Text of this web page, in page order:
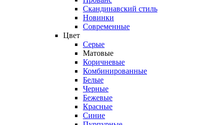
Скандинавский стиль
Новинки
Современные
Цвет
Серые
Матовые
Коричневые
Комбинированные
Белые
Черные
Бежевые
Красные
Синие